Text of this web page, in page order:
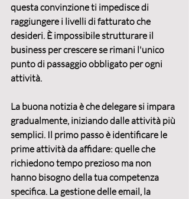
questa convinzione ti impedisce di
raggiungere i livelli di fatturato che
desideri. È impossibile strutturare il
business per crescere se rimani l'unico
punto di passaggio obbligato per ogni
attività.
La buona notizia è che delegare si impara
gradualmente, iniziando dalle attività più
semplici. Il primo passo è identificare le
prime attività da affidare: quelle che
richiedono tempo prezioso ma non
hanno bisogno della tua competenza
specifica. La gestione delle email, la